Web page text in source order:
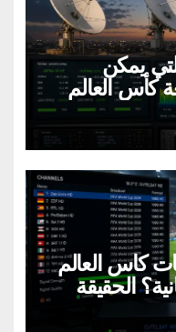
يمكن
كأس العالم
كأس العالم
الحقيقة